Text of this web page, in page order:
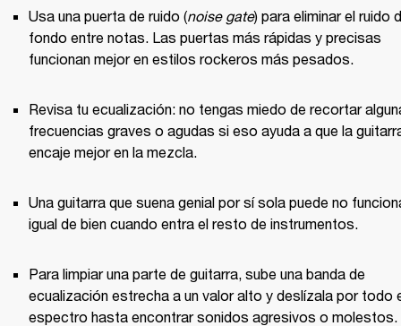
Usa una puerta de ruido (noise gate) para eliminar el ruido
fondo entre notas. Las puertas más rápidas y precisas
funcionan mejor en estilos rockeros más pesados.
Revisa tu ecualización: no tengas miedo de recortar
frecuencias graves o agudas si eso ayuda a que la
encaje mejor en la mezcla.
Una guitarra que suena genial por sí sola puede no
igual de bien cuando entra el resto de instrumentos.
Para limpiar una parte de guitarra, sube una banda de
ecualización estrecha a un valor alto y deslízala por todo
espectro hasta encontrar sonidos agresivos o molestos.